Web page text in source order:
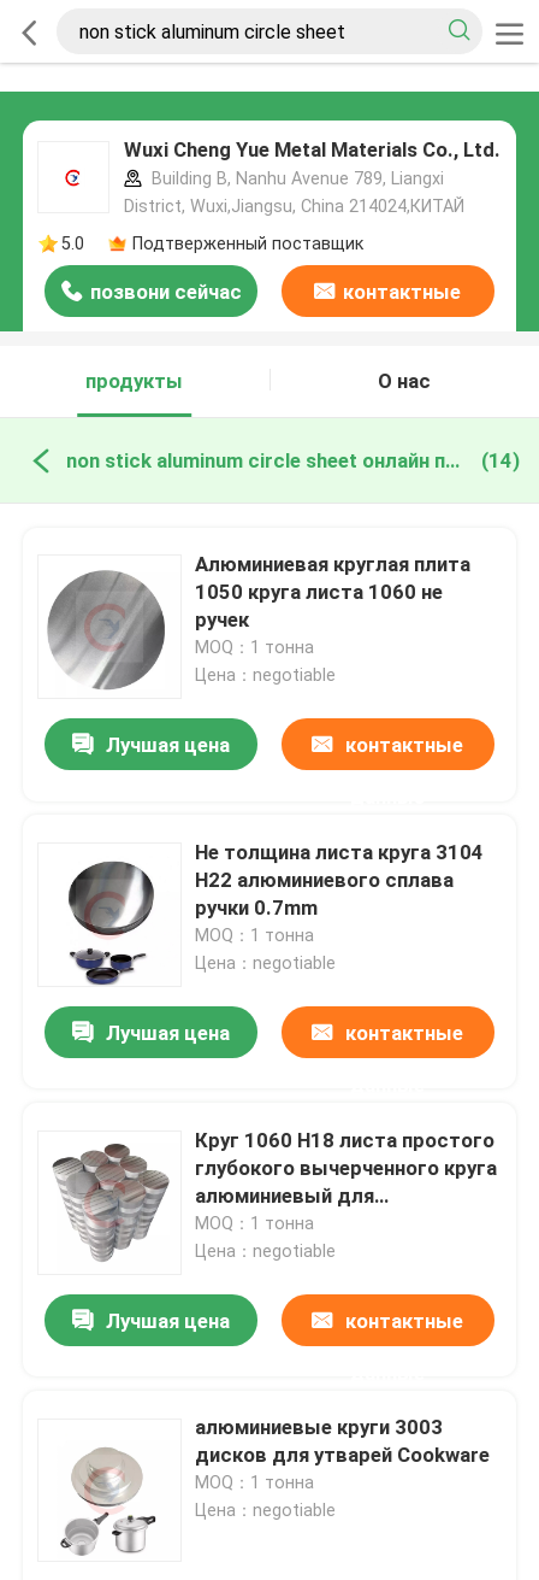
Wuxi Cheng Yue Metal Materials Co., Ltd.
Building B, Nanhu Avenue 789, Liangxi
District, Wuxi,Jiangsu, China 214024,КИТАЙ
5.0
Подтверженный поставщик
позвони сейчас контактные
продукты
О нас
non stick aluminum circle sheet онлайн производство (14)
Алюминиевая круглая плита
1050 круга листа 1060 не
ручек
MOQ：1 тонна
Цена：negotiable
Лучшая цена контактные
Не толщина листа круга 3104
H22 алюминиевого сплава
ручки 0.7mm
MOQ：1 тонна
Цена：negotiable
Лучшая цена контактные
Круг 1060 H18 листа простого
глубокого вычерченного круга
алюминиевый для
промышленного освещения
MOQ：1 тонна
Цена：negotiable
Лучшая цена контактные
алюминиевые круги 3003
дисков для утварей Cookware
MOQ：1 тонна
Цена：negotiable